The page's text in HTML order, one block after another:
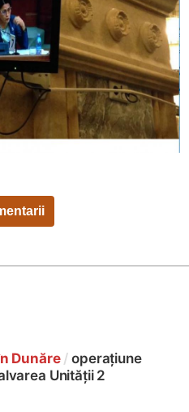
Dunăre / operațiune
Unității 2